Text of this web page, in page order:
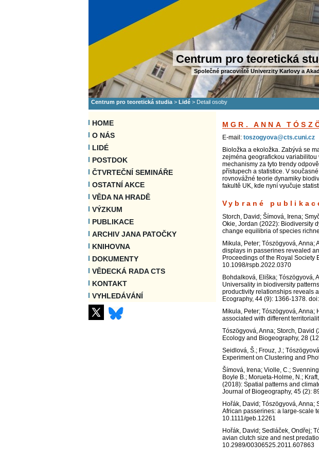
Centrum pro teoretická
Společné pracoviště Univerzity Karlovy a
Centrum pro teoretická studia > Lidé > Detail osoby
HOME
O NÁS
LIDÉ
POSTDOK
ČTVRTEČNÍ SEMINÁŘE
OSTATNÍ AKCE
VĚDA NA HRADĚ
VÝZKUM
PUBLIKACE
ARCHIV JANA PATOČKY
KNIHOVNA
DOKUMENTY
VĚDECKÁ RADA CTS
KONTAKT
VYHLEDÁVÁNÍ
MGR. ANNA
E-mail: toszogyova@cts.cuni.cz
Bioložka a ekoložka. Zabývá se
zejména geografickou
mechanismy za tyto trendy
přístupech a statistice. V
rovnovážné teorie dynamiky
fakultě UK, kde nyní vyučuje
Vybrané
Storch, David; Šímová, Irena;
Okie, Jordan (2022): Biodiversity
change equilibria of species
Mikula, Peter; Tószögyová, Anna;
displays in passerines revealed
Proceedings of the Royal Society
10.1098/rspb.2022.0370
Bohdalková, Eliška; Tószögyová,
Universality in biodiversity
productivity relationships reveals
Ecography, 44 (9): 1366-1378.
Mikula, Peter; Tószögyová, Anna;
associated with different
Tószögyová, Anna; Storch, David
Ecology and Biogeography, 28
Seidlová, Š.; Frouz, J.;
Experiment on Clustering and
Šímová, Irena; Violle, C.;
Boyle B.; Morueta-Holme, N.;
(2018): Spatial patterns and
Journal of Biogeography, 45 (2):
Hořák, David; Tószögyová,
African passerines: a large-scale
10.1111/geb.12261
Hořák, David; Sedláček, Ondřej;
avian clutch size and nest
10.2989/00306525.2011.607863